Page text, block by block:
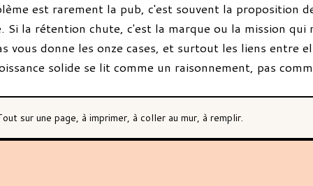
est rarement la pub, c'est souvent la proposition
Si la rétention chute, c'est la marque ou la mission qui
vous donne les onze cases, et surtout les liens entre
solide se lit comme un raisonnement, pas
sur une page, à imprimer, à coller au mur, à remplir.